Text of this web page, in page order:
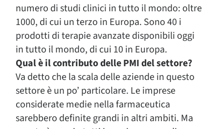
numero di studi clinici in tutto il mondo: oltre
1000, di cui un terzo in Europa. Sono 40 i
prodotti di terapie avanzate disponibili oggi
in tutto il mondo, di cui 10 in Europa.
Qual è il contributo delle PMI del settore?
Va detto che la scala delle aziende in questo
settore è un po’ particolare. Le imprese
considerate medie nella farmaceutica
sarebbero definite grandi in altri ambiti. Ma